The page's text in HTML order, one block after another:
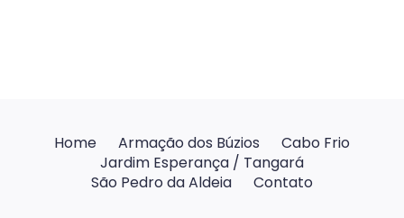
Home Armação dos Búzios
Cabo Frio
Jardim Esperança / Tangará
São Pedro da Aldeia
Contato